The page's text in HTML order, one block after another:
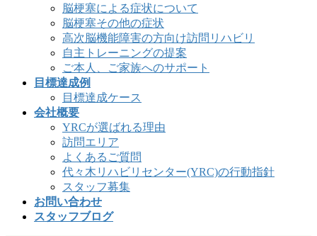
脳梗塞による症状について
脳梗塞その他の症状
高次脳機能障害の方向け訪問リハビリ
自主トレーニングの提案
ご本人、ご家族へのサポート
目標達成例
目標達成ケース
会社概要
YRCが選ばれる理由
訪問エリア
よくあるご質問
代々木リハビリセンター(YRC)の行動指針
スタッフ募集
お問い合わせ
スタッフブログ